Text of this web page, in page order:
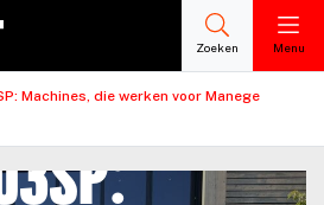
Zoeken Menu
Machines, die werken voor Manege